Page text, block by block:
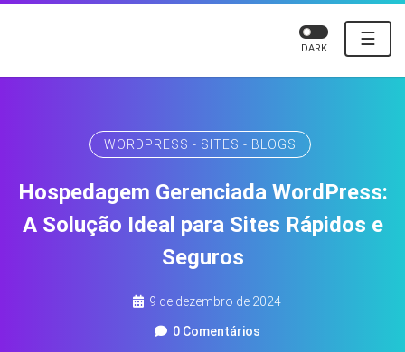
☰
DARK
WORDPRESS - SITES - BLOGS
Hospedagem Gerenciada WordPress:
A Solução Ideal para Sites Rápidos e
Seguros
9 de dezembro de 2024
0 Comentários